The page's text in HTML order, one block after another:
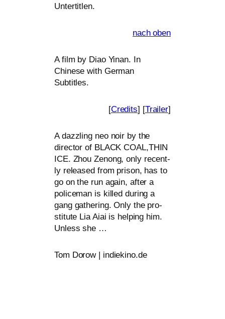
Untertitlen.
nach oben
A film by Diao Yinan. In
Chinese with German
Subtitles.
[Credits] [Trailer]
A dazz­ling neo noir by the
direc­tor of BLACK COAL,THIN
ICE. Zhou Zenong, only recent­
ly released from pri­son, has to
go on the run again, after a
poli­ce­man is kil­led during a
gang gathe­ring. Only the pro­
sti­tu­te Lia Aiai is hel­ping him.
Unless she …
Tom Dorow | indiekino.de